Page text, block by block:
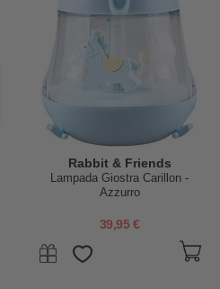
Rabbit & Friends
Lampada Giostra Carillon -
Azzurro
39,95 €